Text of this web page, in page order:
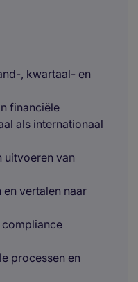
, kwartaal- en
financiële
als internationaal
uitvoeren van
vertalen naar
compliance
processen en